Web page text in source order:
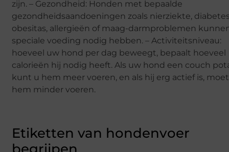
zijn. – Gezondheid: Honden met bepaalde
gezondheidsaandoeningen zoals nierziekte,
obesitas, allergieën of maag-darmproblemen
speciale voeding nodig hebben. – Activiteitsniveau:
hoeveel uw hond per dag beweegt, bepaalt hoeveel
calorieën hij nodig heeft. Als uw hond een couch
kunt u hem meer voeren, en als hij erg actief is,
hem minder voeren.
Etiketten van hondenvoer